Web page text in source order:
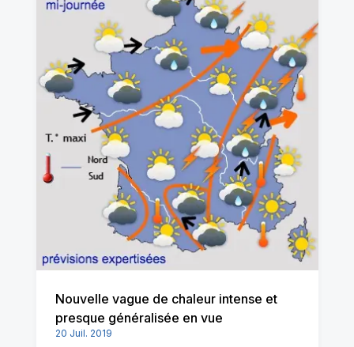
Nouvelle vague de chaleur intense et
presque généralisée en vue
20 Juil. 2019